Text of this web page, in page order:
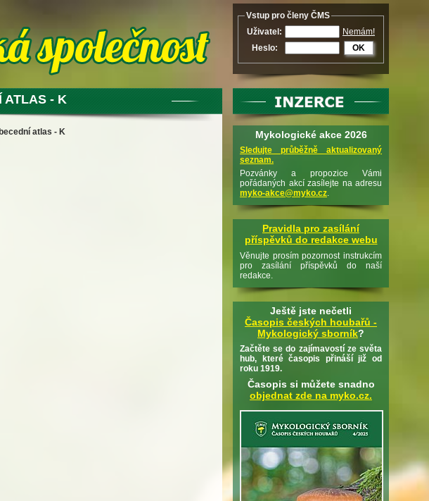
ATLAS - K
atlas - K
Vstup pro členy ČMS
Uživatel:
Nemám!
Heslo:
OK
Mykologické akce 2026
Sledujte průběžně aktualizovaný
seznam.
Pozvánky a propozice Vámi
pořádaných akcí zasílejte na adresu
myko-akce@myko.cz.
Pravidla pro zasílání
příspěvků do redakce webu
Věnujte prosím pozornost instrukcím
pro zasílání příspěvků do naší
redakce.
Ještě jste nečetli
Časopis českých houbařů -
Mykologický sborník?
Začtěte se do zajímavostí ze světa
hub, které časopis přináší již od
roku 1919.
Časopis si můžete snadno
objednat zde na myko.cz.